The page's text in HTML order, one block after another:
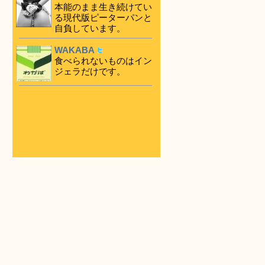
本能のまま生き続けてい
る現代版ピーターパンと
自負しています。
WAKABA
食べられないものはイン
ジェラだけです。